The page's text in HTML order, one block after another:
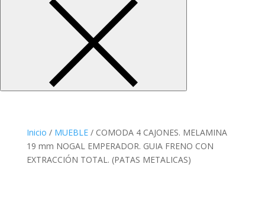
Inicio / MUEBLE/ COMODA 4 CAJONES. MELAMINA
19 mm NOGAL EMPERADOR. GUIA FRENO CON
EXTRACCIÓN TOTAL. (PATAS METALICAS)